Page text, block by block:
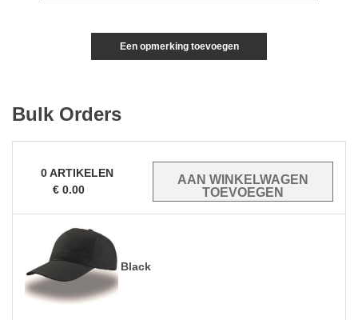
Een opmerking toevoegen
Bulk Orders
0ARTIKELEN
€ 0.00
Black